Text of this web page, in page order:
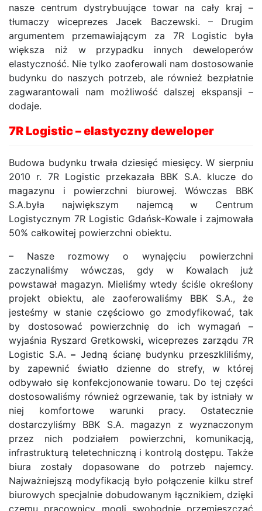
nasze centrum dystrybuujące towar na cały kraj –
tłumaczy wiceprezes Jacek Baczewski. – Drugim
argumentem przemawiającym za 7R Logistic była
większa niż w przypadku innych deweloperów
elastyczność. Nie tylko zaoferowali nam dostosowanie
budynku do naszych potrzeb, ale również bezpłatnie
zagwarantowali nam możliwość dalszej ekspansji –
dodaje.
7R Logistic – elastyczny deweloper
Budowa budynku trwała dziesięć miesięcy. W sierpniu
2010 r. 7R Logistic przekazała BBK S.A. klucze do
magazynu i powierzchni biurowej. Wówczas BBK
S.A.była największym najemcą w Centrum
Logistycznym 7R Logistic Gdańsk-Kowale i zajmowała
50% całkowitej powierzchni obiektu.
– Nasze rozmowy o wynajęciu powierzchni
zaczynaliśmy wówczas, gdy w Kowalach już
powstawał magazyn. Mieliśmy wtedy ściśle określony
projekt obiektu, ale zaoferowaliśmy BBK S.A., że
jesteśmy w stanie częściowo go zmodyfikować, tak
by dostosować powierzchnię do ich wymagań –
wyjaśnia Ryszard Gretkowski, wiceprezes zarządu 7R
Logistic S.A.– Jedną ścianę budynku przeszkliliśmy,
by zapewnić światło dzienne do strefy, w której
odbywało się konfekcjonowanie towaru. Do tej części
dostosowaliśmy również ogrzewanie, tak by istniały w
niej komfortowe warunki pracy. Ostatecznie
dostarczyliśmy BBK S.A. magazyn z wyznaczonym
przez nich podziałem powierzchni, komunikacją,
infrastrukturą teletechniczną i kontrolą dostępu. Także
biura zostały dopasowane do potrzeb najemcy.
Najważniejszą modyfikacją było połączenie kilku stref
biurowych specjalnie dobudowanym łącznikiem, dzięki
czemu pracownicy mogli swobodnie przemieszczać